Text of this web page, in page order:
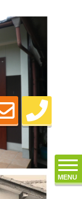
MENU